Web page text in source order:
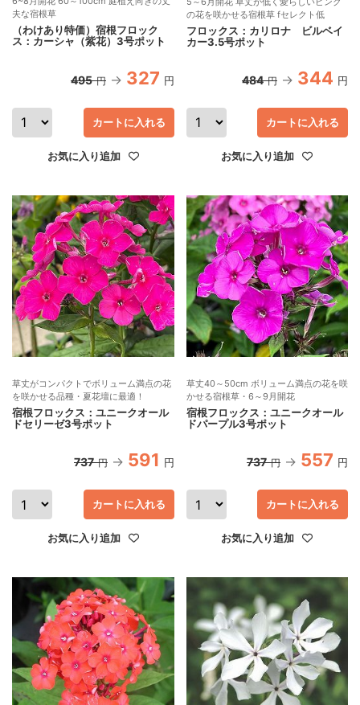
夫な宿根草
（わけあり特価）宿根フロック
ス：カーシャ（紫花）3号ポット
495 円 327 円
カートに入れる
お気に入り追加
の花を咲かせる宿根草 fセレクト低
フロックス：カリロナ ビルベイ
カー3.5号ポット
484 円 344 円
カートに入れる
お気に入り追加
草丈がコンパクトでボリューム満点の花
を咲かせる品種・夏花壇に最適！
宿根フロックス：ユニークオール
ドセリーゼ3号ポット
737 円 591 円
カートに入れる
お気に入り追加
草丈40～50cm ボリューム満点の花を咲
かせる宿根草・6～9月開花
宿根フロックス：ユニークオール
ドパープル3号ポット
737 円 557 円
カートに入れる
お気に入り追加